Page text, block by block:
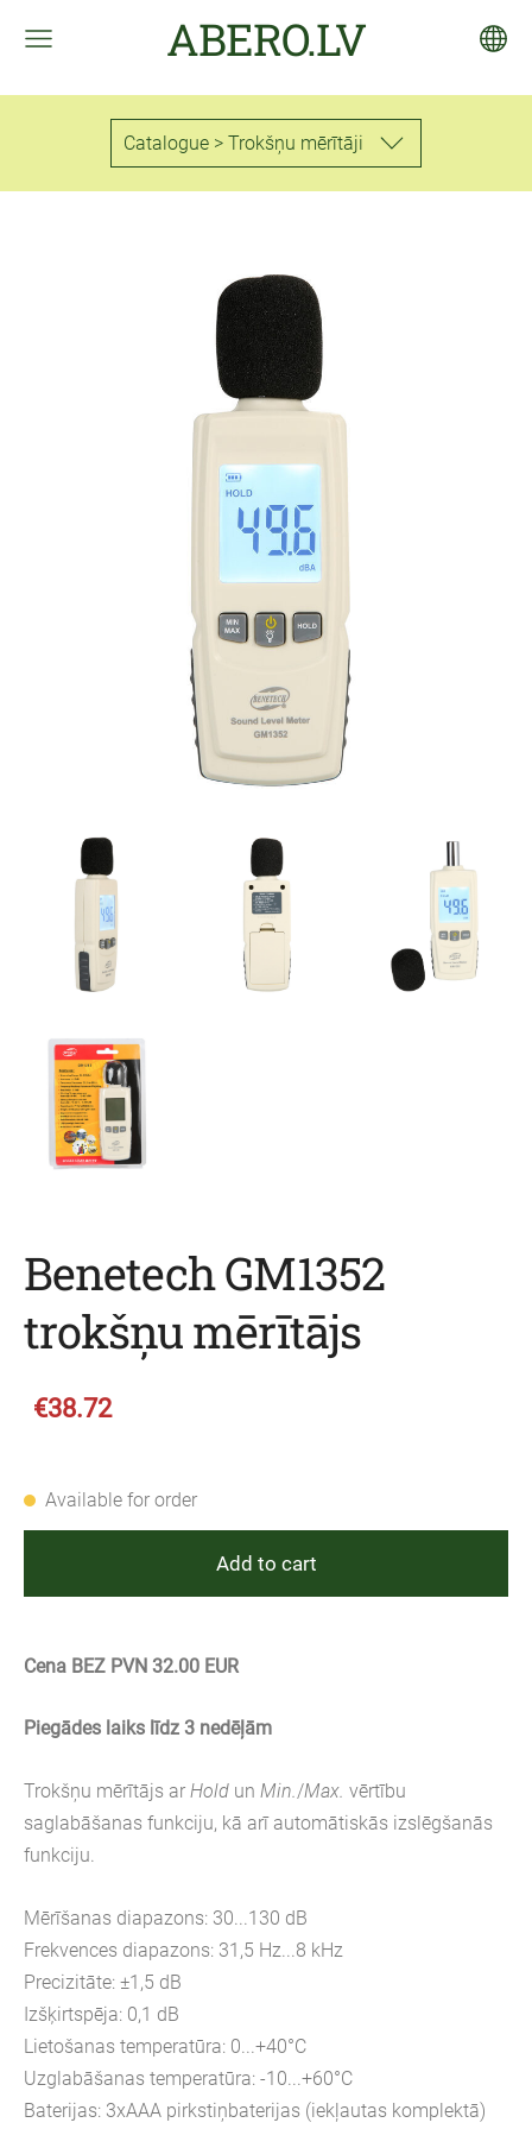
ABERO.LV
Catalogue > Trokšņu mērītāji
Benetech GM1352
trokšņu mērītājs
€38.72
Available for order
Add to cart
Cena BEZ PVN 32.00 EUR
Piegādes laiks līdz 3 nedēļām
Trokšņu mērītājs ar Hold un Min./Max. vērtību
saglabāšanas funkciju, kā arī automātiskās izslēgšanās
funkciju.
Mērīšanas diapazons: 30...130 dB
Frekvences diapazons: 31,5 Hz...8 kHz
Precizitāte: ±1,5 dB
Izšķirtspēja: 0,1 dB
Lietošanas temperatūra: 0...+40°C
Uzglabāšanas temperatūra: -10...+60°C
Baterijas: 3xAAA pirkstiņbaterijas (iekļautas komplektā)